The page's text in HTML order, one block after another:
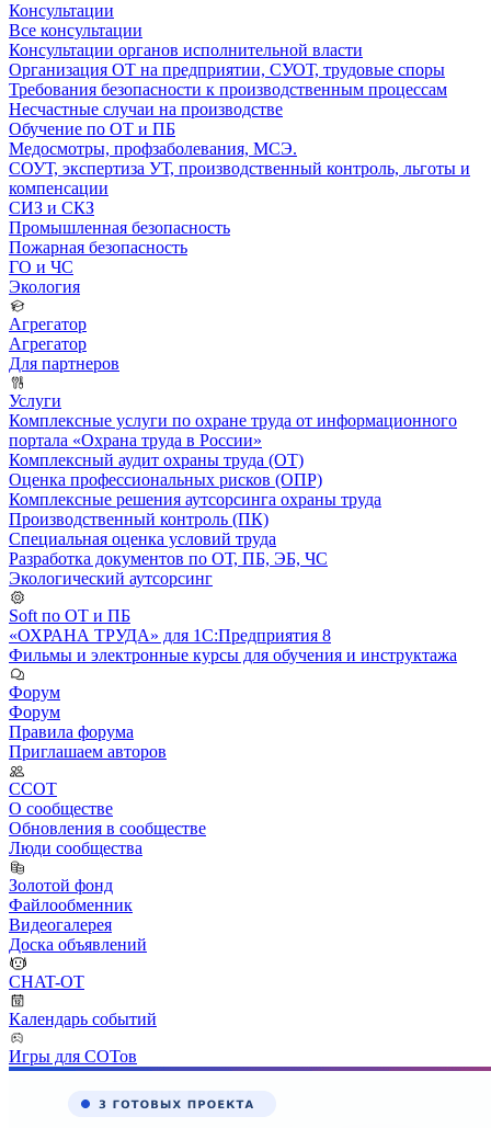
Консультации
Все консультации
Консультации органов исполнительной власти
Организация ОТ на предприятии, СУОТ, трудовые споры
Требования безопасности к производственным процессам
Несчастные случаи на производстве
Обучение по ОТ и ПБ
Медосмотры, профзаболевания, МСЭ.
СОУТ, экспертиза УТ, производственный контроль, льготы и
компенсации
СИЗ и СКЗ
Промышленная безопасность
Пожарная безопасность
ГО и ЧС
Экология
Агрегатор
Агрегатор
Для партнеров
Услуги
Комплексные услуги по охране труда от информационного
портала «Охрана труда в России»
Комплексный аудит охраны труда (ОТ)
Оценка профессиональных рисков (ОПР)
Комплексные решения аутсорсинга охраны труда
Производственный контроль (ПК)
Специальная оценка условий труда
Разработка документов по ОТ, ПБ, ЭБ, ЧС
Экологический аутсорсинг
Soft по ОТ и ПБ
«ОХРАНА ТРУДА» для 1С:Предприятия 8
Фильмы и электронные курсы для обучения и инструктажа
Форум
Форум
Правила форума
Приглашаем авторов
ССОТ
О сообществе
Обновления в сообществе
Люди сообщества
Золотой фонд
Файлообменник
Видеогалерея
Доска объявлений
CHAT-OT
Календарь событий
Игры для СОТов